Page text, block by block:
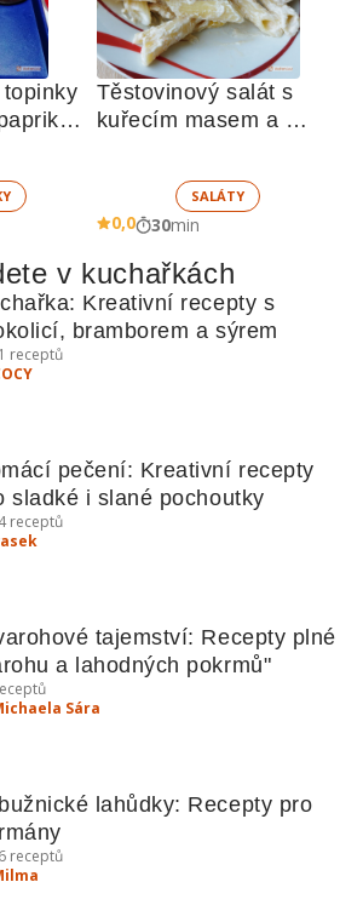
Těstovinový salát s
kuřecím masem a
SALÁTY
0,0 30min
v kuchařkách
Kreativní recepty s
bramborem a sýrem
receptů
pečení: Kreativní recepty
sladké i slané pochoutky
receptů
tajemství: Recepty plné
a lahodných pokrmů"
Sára
lahůdky: Recepty pro
receptů